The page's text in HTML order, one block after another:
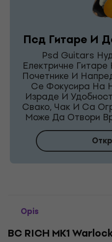
Псд Гитаре И
Psd Guitars
Електричне
Почетнике И
Се Фокусира На
Израде И
Свако, Чак И Са
Може Да Отвори
Opis
BC RICH MK1